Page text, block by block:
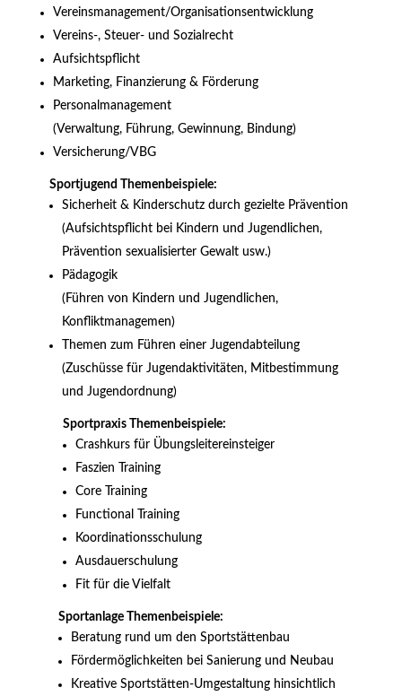
Vereinsmanagement/Organisationsentwicklung
Vereins-, Steuer- und Sozialrecht
Aufsichtspflicht
Marketing, Finanzierung & Förderung
Personalmanagement
(Verwaltung, Führung, Gewinnung, Bindung)
Versicherung/VBG
Sportjugend Themenbeispiele:
Sicherheit & Kinderschutz durch gezielte Prävention
(Aufsichtspflicht bei Kindern und Jugendlichen,
Prävention sexualisierter Gewalt usw.)
Pädagogik
(Führen von Kindern und Jugendlichen,
Konfliktmanagemen)
Themen zum Führen einer Jugendabteilung
(Zuschüsse für Jugendaktivitäten, Mitbestimmung
und Jugendordnung)
Sportpraxis Themenbeispiele:
Crashkurs für Übungsleitereinsteiger
Faszien Training
Core Training
Functional Training
Koordinationsschulung
Ausdauerschulung
Fit für die Vielfalt
Sportanlage Themenbeispiele:
Beratung rund um den Sportstättenbau
Fördermöglichkeiten bei Sanierung und Neubau
Kreative Sportstätten-Umgestaltung hinsichtlich